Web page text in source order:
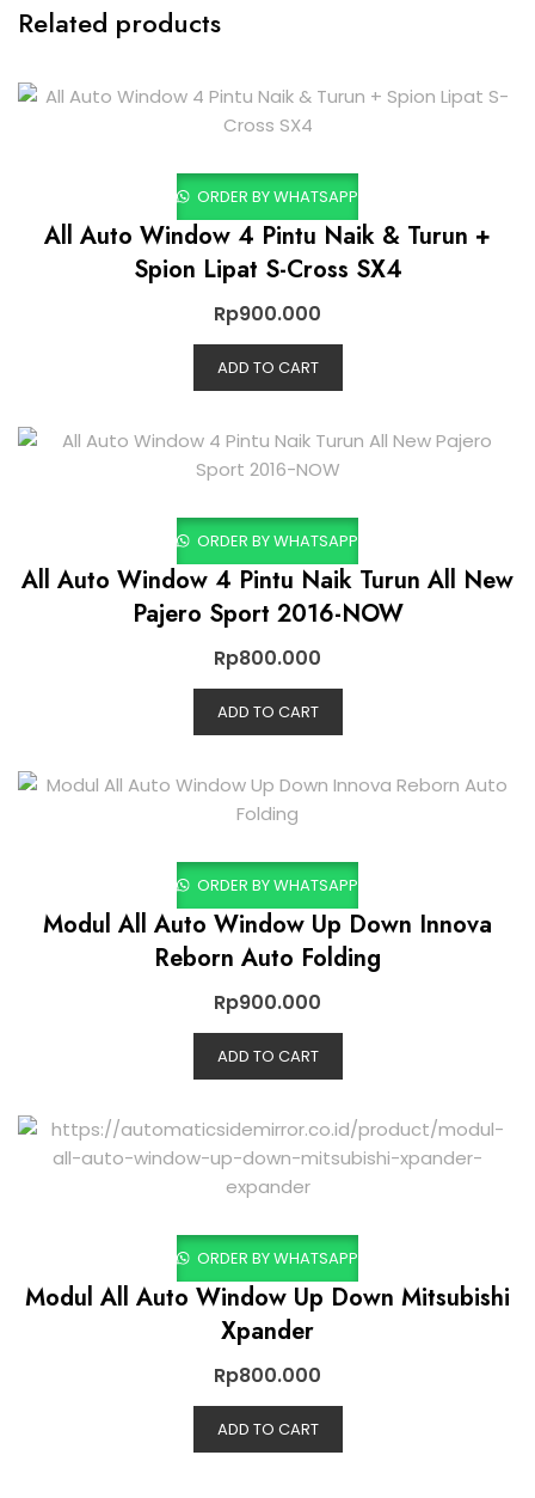
Related products
ORDER BY WHATSAPP
All Auto Window 4 Pintu Naik & Turun +
Spion Lipat S-Cross SX4
Rp900.000
ADD TO CART
ORDER BY WHATSAPP
All Auto Window 4 Pintu Naik Turun All New
Pajero Sport 2016-NOW
Rp800.000
ADD TO CART
ORDER BY WHATSAPP
Modul All Auto Window Up Down Innova
Reborn Auto Folding
Rp900.000
ADD TO CART
ORDER BY WHATSAPP
Modul All Auto Window Up Down Mitsubishi
Xpander
Rp800.000
ADD TO CART